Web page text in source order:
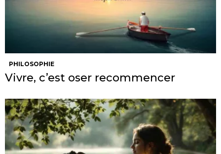
PHILOSOPHIE
Vivre, c’est oser recommencer